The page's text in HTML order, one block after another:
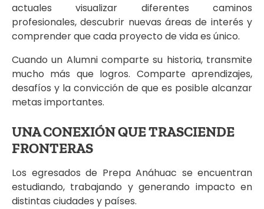
actuales visualizar diferentes caminos
profesionales, descubrir nuevas áreas de interés y
comprender que cada proyecto de vida es único.
Cuando un Alumni comparte su historia, transmite
mucho más que logros. Comparte aprendizajes,
desafíos y la convicción de que es posible alcanzar
metas importantes.
UNA CONEXIÓN QUE TRASCIENDE
FRONTERAS
Los egresados de Prepa Anáhuac se encuentran
estudiando, trabajando y generando impacto en
distintas ciudades y países.